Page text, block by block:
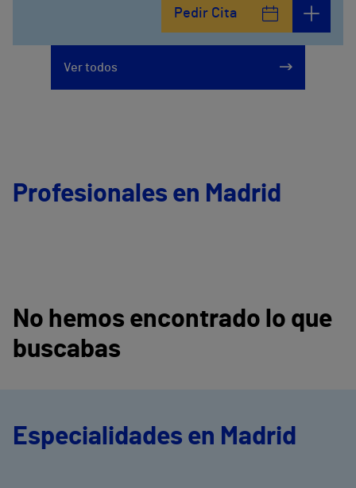
Pedir Cita
Ver todos
Profesionales en Madrid
No hemos encontrado lo que
buscabas
Especialidades en Madrid